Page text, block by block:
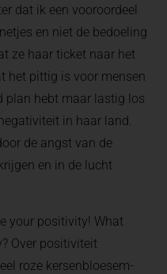
dat ik een vooroordeel
en niet de bedoeling
ze haar ticket naar het
het pittig is voor mensen
plan hebt maar lastig los
in haar land.
de angst van de
en in de lucht
your positivity! What
Over positiviteit
roze kersenbloesem-